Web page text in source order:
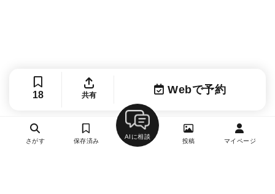
18 共有 Webで予約
さがす 保存済み
AIに相談
投稿 マイページ